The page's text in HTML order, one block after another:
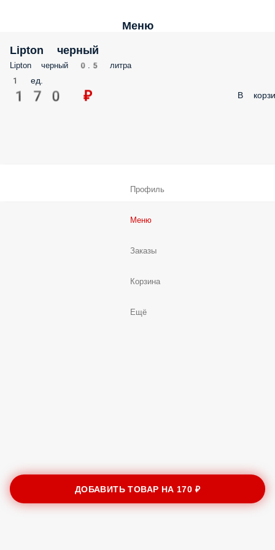
Меню
Lipton черный
Lipton черный 0.5 литра
1 ед.
170 ₽ В
ДОБАВИТЬ ТОВАР НА 170 ₽
Профиль
Меню
Заказы
Корзина
Ещё